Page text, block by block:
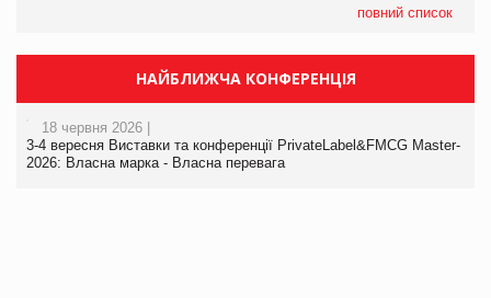
повний список
НАЙБЛИЖЧА КОНФЕРЕНЦІЯ
18 червня 2026 |
3-4 вересня Виставки та конференції PrivateLabel&FMCG Master-
2026: Власна марка - Власна перевага